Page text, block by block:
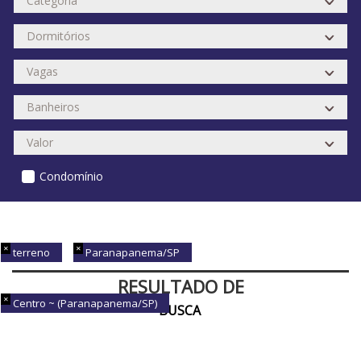
Condomínio
terreno Paranapanema/SP
Centro ~ (Paranapanema/SP)
RESULTADO DE
BUSCA